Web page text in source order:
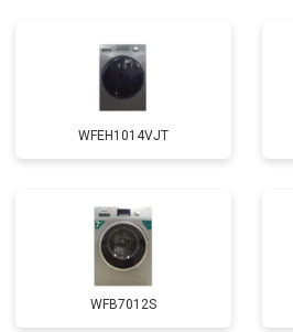
Замена амортизаторов
Замена подшипников
Замена мотора
температуры
Замена ТЭН
WFEH1014VJT
WFB7012S